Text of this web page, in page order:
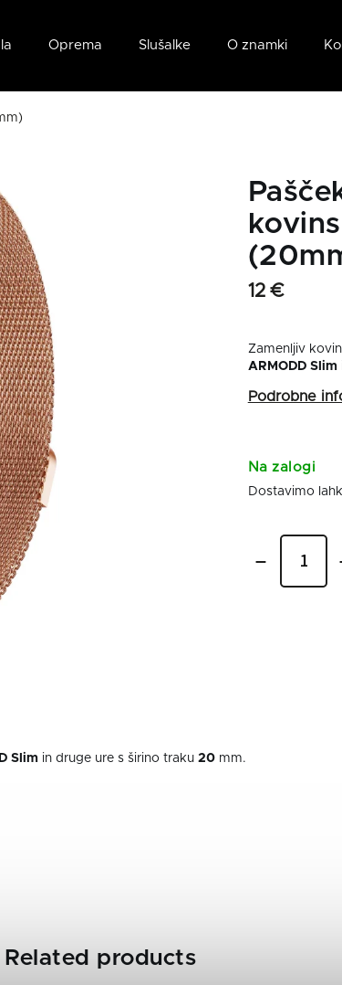
Oprema Slušalke O znamki
12 €
Zamenljiv
ARMODD Slim
Na zalogi
Slim in druge ure s širino traku 20 mm.
Related products